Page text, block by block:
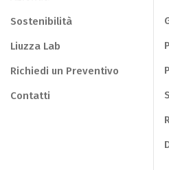
Sostenibilità
Liuzza Lab
Richiedi un Preventivo
Contatti